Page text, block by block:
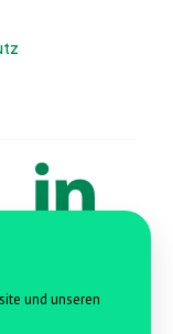
und unseren